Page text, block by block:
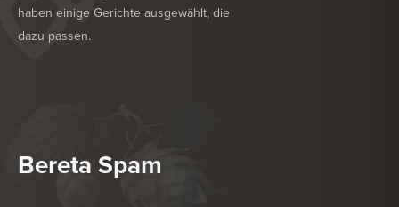
haben einige Gerichte ausgewählt, die
dazu passen.
KÖSTLICH ZU
Bereta Spam